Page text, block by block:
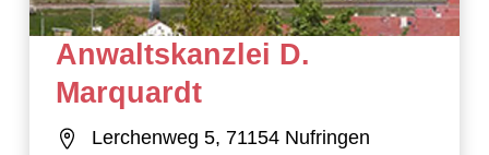
Anwaltskanzlei D.
Marquardt
Lerchenweg 5, 71154 Nufringen